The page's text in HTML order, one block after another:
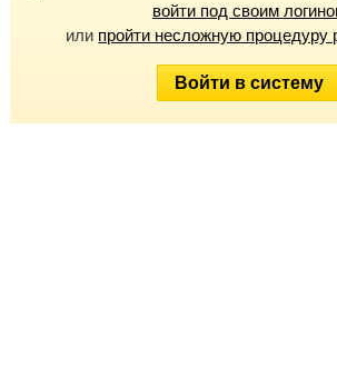
войти под своим
или пройти несложную процедуру
Войти в систему